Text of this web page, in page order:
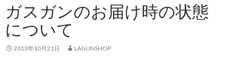
ッ
プ
ガスガンのお届け時の状態
について
2013年10月21日 LAGUNSHOP